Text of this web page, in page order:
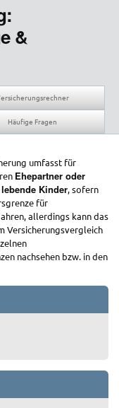
&
Häufige Fragen
umfasst für
Ehepartner oder
Kinder, sofern
für
allerdings kann das
Versicherungsvergleich
nachsehen bzw. in den